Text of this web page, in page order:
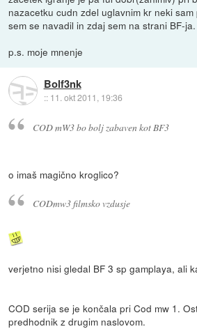
nazacetku cudn zdel uglavnim kr neki
sem se navadil in zdaj sem na strani BF-ja.
p.s. moje mnenje
Bolf3nk
:: 11. okt 2011, 19:36
COD mW3 bo bolj zabaven kot BF3
o imaš magično kroglico?
CODmw3 filmsko vzdusje
verjetno nisi gledal BF 3 sp gamplaya, ali
COD serija se je končala pri Cod mw 1.
predhodnik z drugim naslovom.